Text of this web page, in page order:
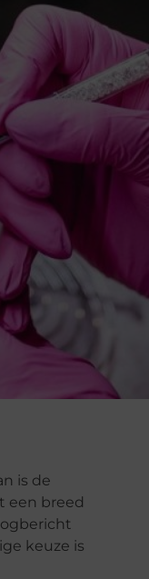
is de
een breed
keuze is